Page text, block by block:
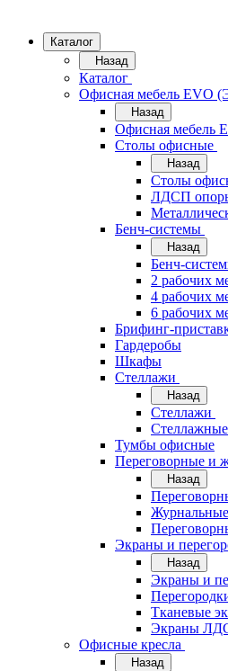
Каталог
Назад
Каталог
Офисная мебель EVO
Назад
Офисная мебель
Cтолы офисные
Назад
Cтолы
ЛДСП
Бенч-системы
Назад
Бенч-
2 рабочих
4 рабочих
6 рабочих
Брифинг-
Гардеробы
Шкафы
Стеллажи
Назад
Стеллажи
Тумбы офисные
Переговорные и
Назад
Экраны и
Назад
Экраны и
Тканевые
Экраны
Офисные кресла
Назад